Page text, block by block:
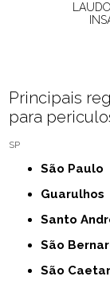
Principais
para
SP
São Paulo
Guarulhos
Santo
São
São